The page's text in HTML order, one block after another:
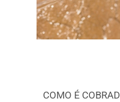
COMO É